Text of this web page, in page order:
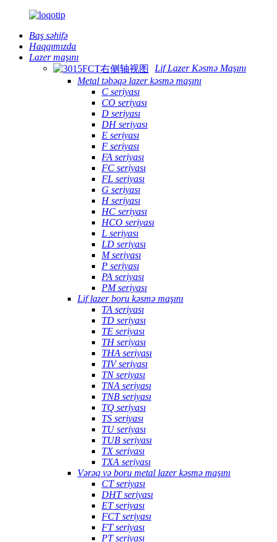
Baş səhifə
Haqqımızda
Lazer maşını
Lif Lazer Kəsmə Maşını
Metal təbəqə lazer kəsmə maşını
C seriyası
CO seriyası
D seriyası
DH seriyası
E seriyası
F seriyası
FA seriyası
FC seriyası
FL seriyası
G seriyası
H seriyası
HC seriyası
HCO seriyası
L seriyası
LD seriyası
M seriyası
P seriyası
PA seriyası
PM seriyası
Lif lazer boru kəsmə maşını
TA seriyası
TD seriyası
TE seriyası
TH seriyası
THA seriyası
TIV seriyası
TN seriyası
TNA seriyası
TNB seriyası
TQ seriyası
TS seriyası
TU seriyası
TUB seriyası
TX seriyası
TXA seriyası
Vərəq və boru metal lazer kəsmə maşını
CT seriyası
DHT seriyası
ET seriyası
FCT seriyası
FT seriyası
PT seriyası